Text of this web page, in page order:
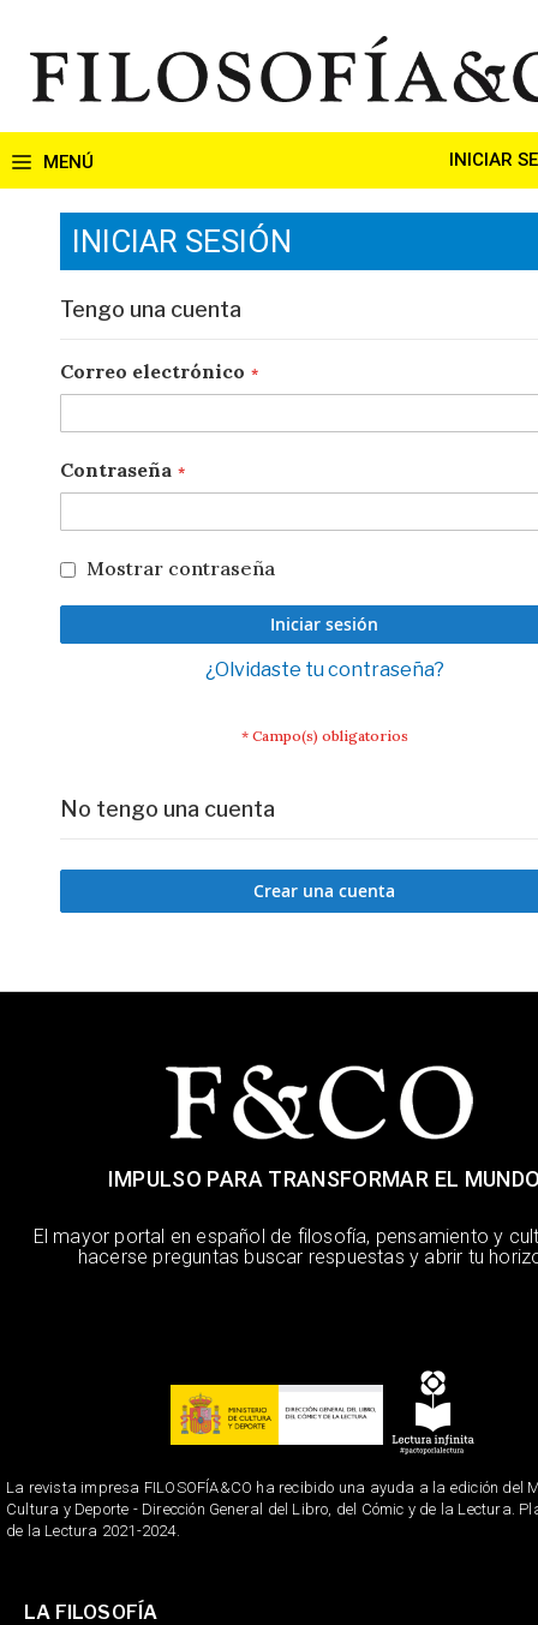
contenido
INICIAR
INICIAR SESIÓN
Tengo una cuenta
Correo electrónico
Contraseña
Mostrar contraseña
Iniciar sesión
¿Olvidaste tu contraseña?
No tengo una cuenta
Crear una cuenta
IMPULSO PARA TRANSFORMAR EL
El mayor portal en español de filosofía, pensamiento y
hacerse preguntas buscar respuestas y abrir tu
La revista impresa FILOSOFÍA&CO ha recibido una ayuda a la edición del
Cultura y Deporte - Dirección General del Libro, del Cómic y de la Lectura.
de la Lectura 2021-2024.
LA FILOSOFÍA